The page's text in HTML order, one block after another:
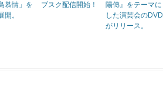
慕情」を
開。
ブスク配信開始！
陽傳』をテーマに
した演芸会のDVD
がリリース。